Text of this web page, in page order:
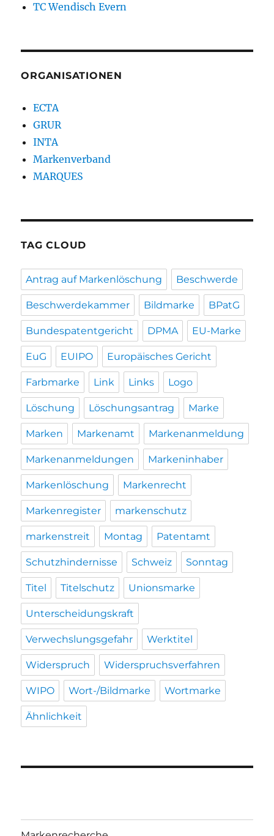
TC Wendisch Evern
ORGANISATIONEN
ECTA
GRUR
INTA
Markenverband
MARQUES
TAG CLOUD
Antrag auf Markenlöschung Beschwerde
Beschwerdekammer Bildmarke BPatG
Bundespatentgericht DPMA EU-Marke
EuG EUIPO Europäisches Gericht
Farbmarke Link Links Logo
Löschung Löschungsantrag Marke
Marken Markenamt Markenanmeldung
Markenanmeldungen Markeninhaber
Markenlöschung Markenrecht
Markenregister markenschutz
markenstreit Montag Patentamt
Schutzhindernisse Schweiz Sonntag
Titel Titelschutz Unionsmarke
Unterscheidungskraft
Verwechslungsgefahr Werktitel
Widerspruch Widerspruchsverfahren
WIPO Wort-/Bildmarke Wortmarke
Ähnlichkeit